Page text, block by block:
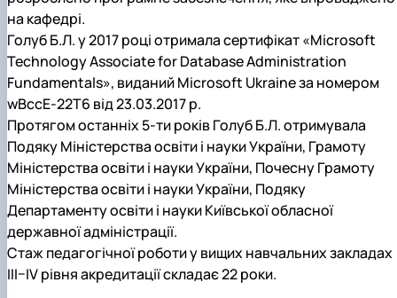
на кафедрі.
Голуб Б.Л. у 2017 році отримала сертифікат «Microsoft
Technology Associate for Database Administration
Fundamentals», виданий Microsoft Ukraine за номером
wBccE-22T6 від 23.03.2017 р.
Протягом останніх 5-ти років Голуб Б.Л. отримувала
Подяку Міністерства освіти і науки України, Грамоту
Міністерства освіти і науки України, Почесну Грамоту
Міністерства освіти і науки України, Подяку
Департаменту освіти і науки Київської обласної
державної адміністрації.
Стаж педагогічної роботи у вищих навчальних закладах
ІІІ–ІV рівня акредитації складає 22 роки.